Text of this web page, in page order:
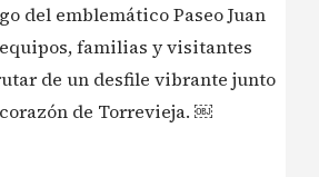
del emblemático Paseo Juan
familias y visitantes
de un desfile vibrante junto
de Torrevieja. ￼